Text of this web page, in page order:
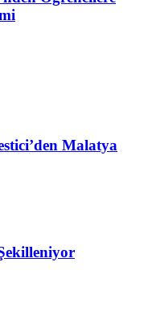
Malatya